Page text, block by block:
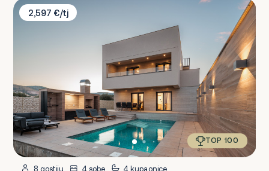
Villa Liberta
2,597 €/tj
TOP 100
8 gostiju 4 sobe 4 kupaonice